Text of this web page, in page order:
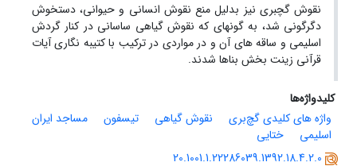
نقوش گچ­بری نیز بدلیل منع نقوش انسانی و حیوانی، دستخوش
دگرگونی شد، به گونه­­ای که نقوش گیاهی ساسانی در کنار گردش
اسلیمی و ساقه های آن و در مواردی در ترکیب با کتیبه نگاری آیات
قرآنی زینت بخش بناها شدند.
کلیدواژه‌ها
واژه های کلیدی گچ‌بری
نقوش گیاهی تیسفون
مساجد ایران
اسلیمی
ختایی
20.1001.1.22286039.1392.18.4.2.0